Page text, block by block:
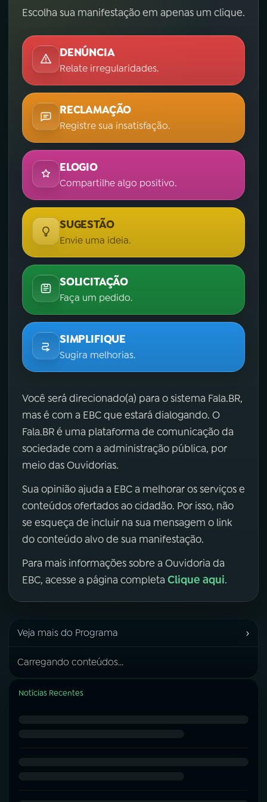
Escolha sua manifestação em apenas um clique.
DENÚNCIA
Relate irregularidades.
RECLAMAÇÃO
Registre sua insatisfação.
ELOGIO
Compartilhe algo positivo.
SUGESTÃO
Envie uma ideia.
SOLICITAÇÃO
Faça um pedido.
SIMPLIFIQUE
Sugira melhorias.
Você será direcionado(a) para o sistema Fala.BR,
mas é com a EBC que estará dialogando. O
Fala.BR é uma plataforma de comunicação da
sociedade com a administração pública, por
meio das Ouvidorias.
Sua opinião ajuda a EBC a melhorar os serviços e
conteúdos ofertados ao cidadão. Por isso, não
se esqueça de incluir na sua mensagem o link
do conteúdo alvo de sua manifestação.
Para mais informações sobre a Ouvidoria da
EBC, acesse a página completa Clique aqui.
Veja mais do Programa ›
Carregando conteúdos...
Notícias Recentes